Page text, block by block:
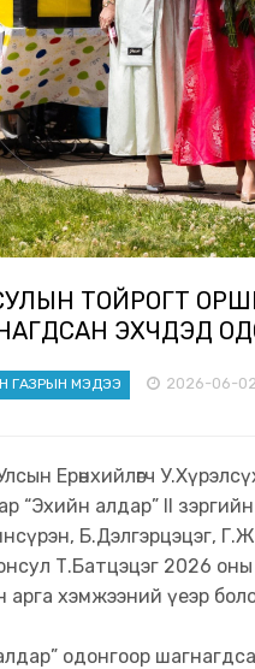
ТОЙРОГТ
ЭХЧҮҮДЭД
ГАЗРЫН МЭДЭЭ 2026-06-02
Ерөнхийлөгч
“Эхийн алдар” II
Б.Дэлгэрцэцэг,
Т.Батцэцэг 2026 оны
арга хэмжээний үеэр
одонгоор